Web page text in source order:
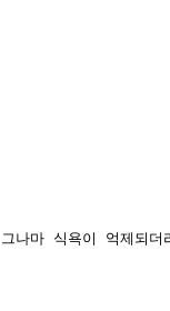
나마 식욕이 억제되